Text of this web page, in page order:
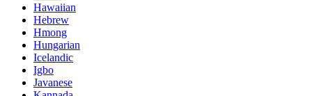
Hawaiian
Hebrew
Hmong
Hungarian
Icelandic
Igbo
Javanese